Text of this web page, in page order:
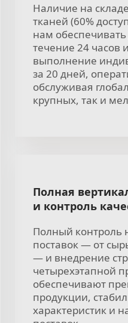
Наличие на
тканей (60%
нам обеспечивать
течение 24 часов
выполнение
за 20 дней,
обслуживая
крупных, так и
Полная
и контроль
Полный контроль
поставок — от
— и внедрение
четырехэтапной
обеспечивают
продукции,
характеристик и